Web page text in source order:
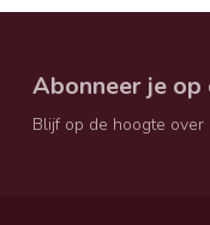
Abonneer je
Blijf op de hoogte